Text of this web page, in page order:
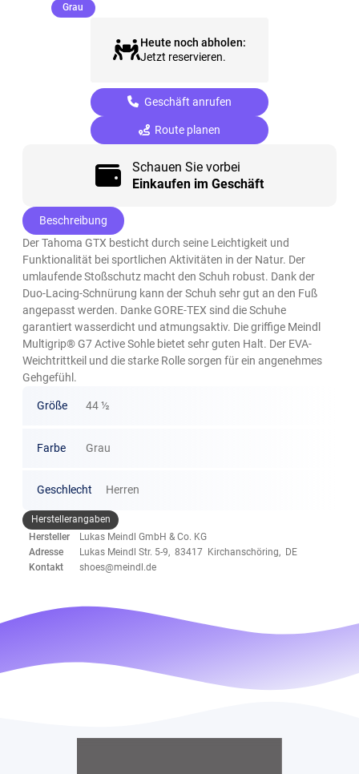
Grau (ausgewählt)
Heute noch abholen:
Jetzt reservieren.
Geschäft anrufen
Route planen
Schauen Sie vorbei
Einkaufen im Geschäft
Beschreibung
Der Tahoma GTX besticht durch seine Leichtigkeit und
Funktionalität bei sportlichen Aktivitäten in der Natur. Der
umlaufende Stoßschutz macht den Schuh robust. Dank der
Duo-Lacing-Schnürung kann der Schuh sehr gut an den Fuß
angepasst werden. Danke GORE-TEX sind die Schuhe
garantiert wasserdicht und atmungsaktiv. Die griffige Meindl
Multigrip® G7 Active Sohle bietet sehr guten Halt. Der EVA-
Weichtrittkeil und die starke Rolle sorgen für ein angenehmes
Gehgefühl.
Größe 44 ½
Farbe Grau
Geschlecht Herren
Herstellerangaben
Hersteller
Lukas Meindl GmbH & Co. KG
Adresse
Lukas Meindl Str. 5-9, 83417 Kirchanschöring, DE
Kontakt
shoes@meindl.de